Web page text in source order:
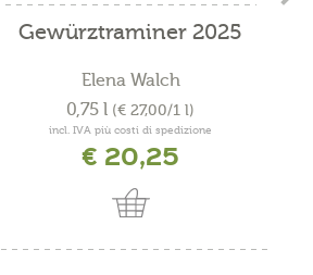
Gewürztraminer 2025
Elena Walch
0,75 l (€ 27,00/1 l)
incl. IVA più costi di spedizione
€ 20,25